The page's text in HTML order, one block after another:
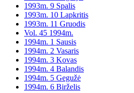
1993m. 9 Spalis
1993m. 10 Lapkritis
1993m. 11 Gruodis
Vol. 45 1994m.
1994m. 1 Sausis
1994m. 2 Vasaris
1994m. 3 Kovas
1994m. 4 Balandis
1994m. 5 Gegužė
1994m. 6 Birželis